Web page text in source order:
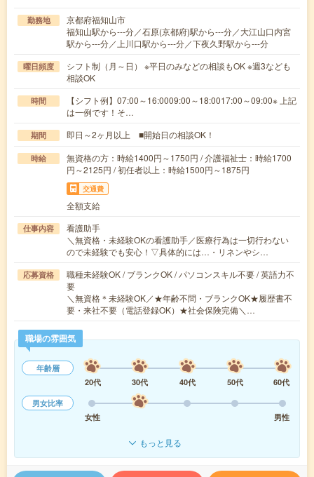
勤務地
京都府福知山市
福知山駅から---分／石原(京都府)駅から---分／大江山口内宮
駅から---分／上川口駅から---分／下夜久野駅から---分
曜日頻度
シフト制（月～日） ※平日のみなどの相談もOK ※週3なども
相談OK
時間
【シフト例】07:00～16:0009:00～18:0017:00～09:00※ 上記
は一例です！そ…
期間 即日～2ヶ月以上 ■開始日の相談OK！
時給
無資格の方：時給1400円～1750円 / 介護福祉士：時給1700
円～2125円 / 初任者以上：時給1500円～1875円
交通費
全額支給
仕事内容
看護助手
＼無資格・未経験OKの看護助手／医療行為は一切行わない
ので未経験でも安心！▽具体的には…・リネンやシ…
応募資格
職種未経験OK / ブランクOK / パソコンスキル不要 / 英語力不
要
＼無資格＊未経験OK／★年齢不問・ブランクOK★履歴書不
要・来社不要（電話登録OK）★社会保険完備＼…
職場の雰囲気
年齢層
20代
30代 40代 50代
60代
男女比率
女性
男性
もっと見る